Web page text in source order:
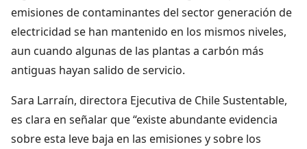
emisiones de contaminantes del sector generación de
electricidad se han mantenido en los mismos niveles,
aun cuando algunas de las plantas a carbón más
antiguas hayan salido de servicio.
Sara Larraín, directora Ejecutiva de Chile Sustentable,
es clara en señalar que “existe abundante evidencia
sobre esta leve baja en las emisiones y sobre los